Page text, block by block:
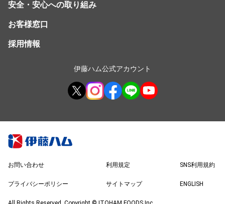
安全・安心への取り組み
お客様窓口
採用情報
伊藤ハム公式アカウント
お問い合わせ 利用規定 SNS利用規約
プライバシーポリシー サイトマップ ENGLISH